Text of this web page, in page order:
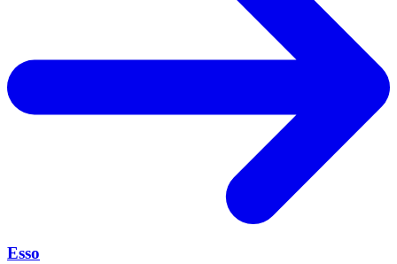
Esso